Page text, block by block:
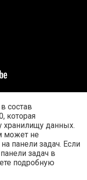
состав
которая
хранилищу данных.
может не
панели задач. Если
задач в
подробную